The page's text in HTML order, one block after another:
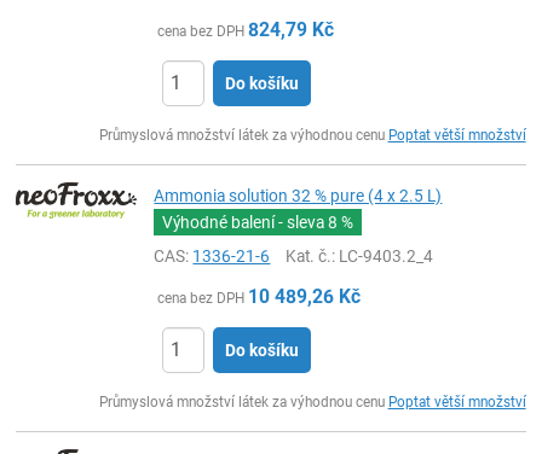
cena bez DPH 824,79 Kč
Do košíku
Průmyslová množství látek za výhodnou cenu Poptat větší množství
Ammonia solution 32 % pure (4 x 2.5 L)
Výhodné balení - sleva8 %
CAS: 1336-21-6 Kat. č.: LC-9403.2_4
cena bez DPH 10 489,26 Kč
Do košíku
Průmyslová množství látek za výhodnou cenu Poptat větší množství